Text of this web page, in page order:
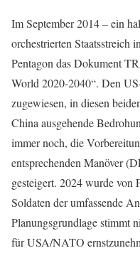
Im September 2014 – ein
orchestrierten Staatsstreich
Pentagon das Dokument
World 2020-2040“. Den
zugewiesen, in diesen
China ausgehende
immer noch, die
entsprechenden Manöver
gesteigert. 2024 wurde von
Soldaten der umfassende
Planungsgrundlage stimmt
für USA/NATO